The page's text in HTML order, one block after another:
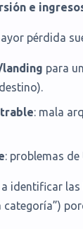
e
pérdida
para
: mala
: problemas
identificar
categoría”)